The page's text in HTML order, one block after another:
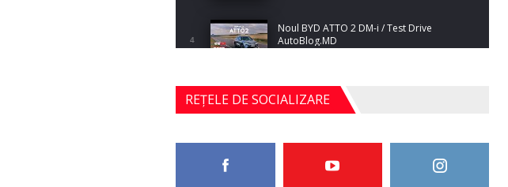
4
Noul BYD ATTO 2 DM-i / Test Drive
AutoBlog.MD
5
Noul Mercedes-Benz S-Class facelift (S 580
4MATIC V223) / Test Drive AutoBlog.MD
27:33
REȚELE DE SOCIALIZARE